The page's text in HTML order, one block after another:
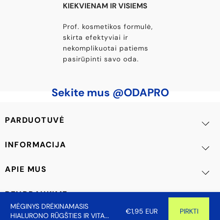
MĖGINYS DRĖKINAMASIS
HIALURONO RŪGŠTIES IR VITA...
€1,95 EUR PIRKTI
KIEKVIENAM IR VISIEMS
Prof. kosmetikos formulė,
skirta efektyviai ir
nekomplikuotai patiems
pasirūpinti savo oda.
Sekite mus @ODAPRO
PARDUOTUVĖ
INFORMACIJA
APIE MUS
BENDRAUKIME